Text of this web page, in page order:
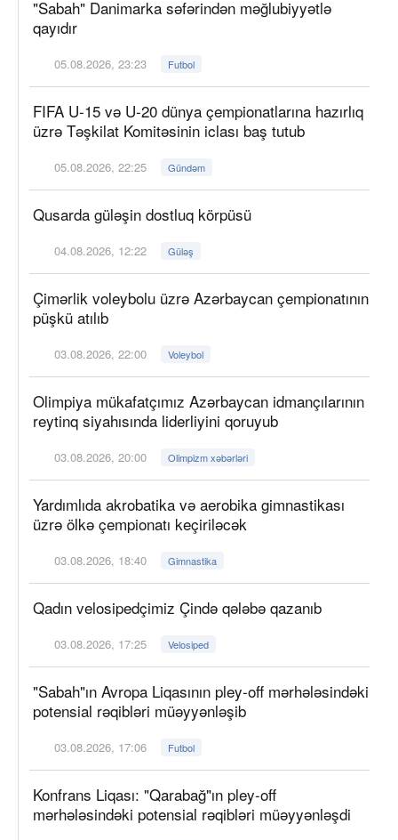
"Sabah" Danimarka səfərindən məğlubiyyətlə
qayıdır
05.08.2026, 23:23 Futbol
FIFA U-15 və U-20 dünya çempionatlarına hazırlıq
üzrə Təşkilat Komitəsinin iclası baş tutub
05.08.2026, 22:25 Gündəm
Qusarda güləşin dostluq körpüsü
04.08.2026, 12:22 Güləş
Çimərlik voleybolu üzrə Azərbaycan çempionatının
püşkü atılıb
03.08.2026, 22:00 Voleybol
Olimpiya mükafatçımız Azərbaycan idmançılarının
reytinq siyahısında liderliyini qoruyub
03.08.2026, 20:00 Olimpizm xəbərləri
Yardımlıda akrobatika və aerobika gimnastikası
üzrə ölkə çempionatı keçiriləcək
03.08.2026, 18:40 Gimnastika
Qadın velosipedçimiz Çində qələbə qazanıb
03.08.2026, 17:25 Velosiped
"Sabah"ın Avropa Liqasının pley-off mərhələsindəki
potensial rəqibləri müəyyənləşib
03.08.2026, 17:06 Futbol
Konfrans Liqası: "Qarabağ"ın pley-off
mərhələsindəki potensial rəqibləri müəyyənləşdi